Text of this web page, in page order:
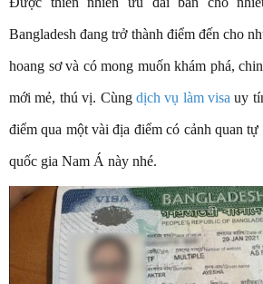
Bangladesh đang trở thành điểm đến cho
hoang sơ và có mong muốn khám phá,
mới mẻ, thú vị. Cùng dịch vụ làm visa uy
điểm qua một vài địa điểm có cảnh quan tự
quốc gia Nam Á này nhé.